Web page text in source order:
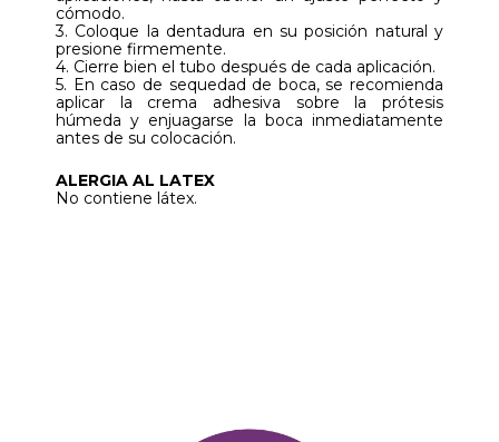
cómodo.
3. Coloque la dentadura en su posición natural y
presione firmemente.
4. Cierre bien el tubo después de cada aplicación.
5. En caso de sequedad de boca, se recomienda
aplicar la crema adhesiva sobre la prótesis
húmeda y enjuagarse la boca inmediatamente
antes de su colocación.
ALERGIA AL LATEX
No contiene látex.